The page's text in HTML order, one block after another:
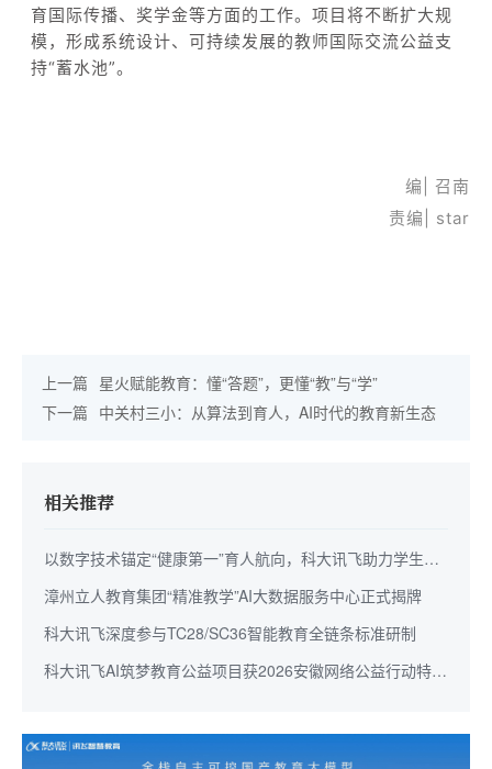
育国际传播、奖学金等方面的工作。项目将不断扩大规
模，形成系统设计、可持续发展的教师国际交流公益支
持“蓄水池”。
编| 召南
责编| star
上一篇 星火赋能教育：懂“答题”，更懂“教”与“学”
下一篇 中关村三小：从算法到育人，AI时代的教育新生态
相关推荐
以数字技术锚定“健康第一”育人航向，科大讯飞助力学生身
心全面成长
漳州立人教育集团“精准教学”AI大数据服务中心正式揭牌
科大讯飞深度参与TC28/SC36智能教育全链条标准研制
科大讯飞AI筑梦教育公益项目获2026安徽网络公益行动特别